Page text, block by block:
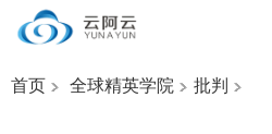
首页 全球精英学院 批判